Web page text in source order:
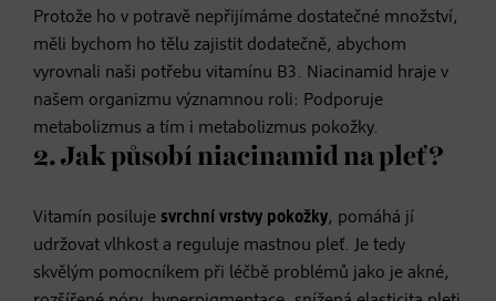
Protože ho v potravě nepřijímáme dostatečné množství,
měli bychom ho tělu zajistit dodatečně, abychom
vyrovnali naši potřebu vitamínu B3. Niacinamid hraje v
našem organizmu významnou roli: Podporuje
metabolizmus a tím i metabolizmus pokožky.
2. Jak působí niacinamid na pleť?
Vitamín posiluje svrchní vrstvy pokožky, pomáhá jí
udržovat vlhkost a reguluje mastnou pleť. Je tedy
skvělým pomocníkem při léčbě problémů jako je akné,